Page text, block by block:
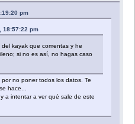
pm
18:57:22 pm
kayak que comentas y he
si no es así, no hagas caso
no poner todos los datos. Te
hace...
a intentar a ver qué sale de este